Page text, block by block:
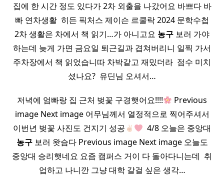
집에 한 시간 정도 있다가 2차 외출을 나갔어요 바쁘다 바
빠 연차생활 ​ 히든 픽처스 제이슨 르쿨락 2024 문학수첩
2차 생활은 차에서 책 읽기…가 아니고요 농구 보러 가야
하는데 늦게 가면 금요일 퇴근길과 겹쳐버리니 일찍 가서
주차장에서 책 읽었습니따 차박같고 재밌더라 ​ 점수 미치
셨나요? ​ 유딘님 오셔서…
저녁에 엄빠랑 집 근처 벚꽃 구경햇어요!!!!
Previous
image Next image 어무님께서 열정적으로 찍어주셔서
이번년 벚꽃 사진도 건지기 성공
​ 4/8 오늘은 중앙대
농구보러 왓슴다 Previous image Next image 오늘도
중앙대 승리햇네요 요즘 캠퍼스 거이 다 돌아다니는데 ​ 취
업하고 나니깐 그냥 대학 갈걸 싶은 생각…